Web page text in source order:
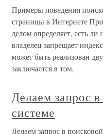
Примеры поведения
страницы в Интернете
делом определяет, есть ли
владелец запрещает
может быть реализован
заключается в том,
Делаем запрос
системе
Делаем запрос в